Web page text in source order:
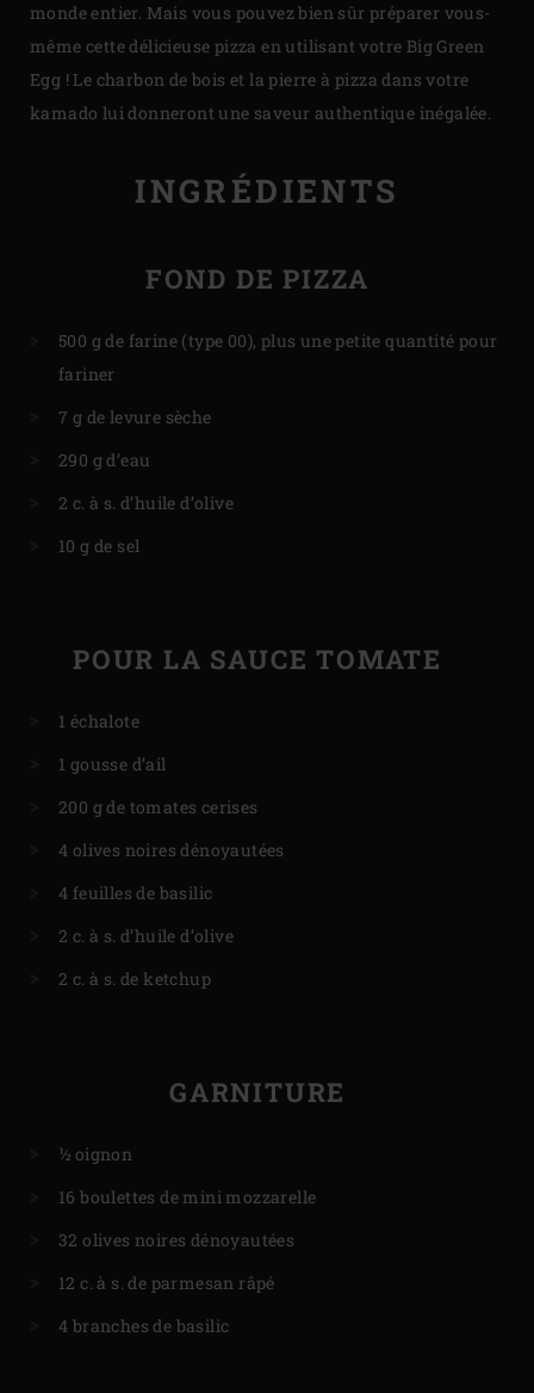
monde entier. Mais vous pouvez bien sûr préparer vous-
même cette délicieuse pizza en utilisant votre Big Green
Egg ! Le charbon de bois et la pierre à pizza dans votre
kamado lui donneront une saveur authentique inégalée.
INGRÉDIENTS
FOND DE PIZZA
500 g de farine (type 00), plus une petite quantité pour
fariner
7 g de levure sèche
290 g d’eau
2 c. à s. d’huile d’olive
10 g de sel
POUR LA SAUCE TOMATE
1 échalote
1 gousse d’ail
200 g de tomates cerises
4 olives noires dénoyautées
4 feuilles de basilic
2 c. à s. d’huile d’olive
2 c. à s. de ketchup
GARNITURE
½ oignon
16 boulettes de mini mozzarelle
32 olives noires dénoyautées
12 c. à s. de parmesan râpé
4 branches de basilic